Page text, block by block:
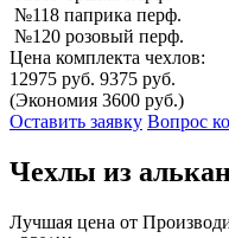
№118 паприка перф.
№120 розовый перф.
Цена комплекта чехлов:
12975 руб. 9375 руб.
(Экономия 3600 руб.)
Оставить заявку Вопрос
Чехлы из
Лучшая цена от